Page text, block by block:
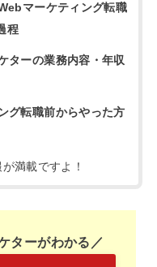
マーケティング転職
程
ターの業務内容・年収
グ転職前からやった方
満載ですよ！
ターがわかる／